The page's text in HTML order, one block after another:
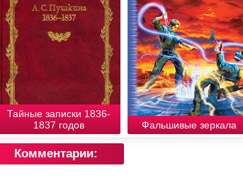
Тайные записки 1836-
1837 годов
Фальшивые зеркала
Комментарии: